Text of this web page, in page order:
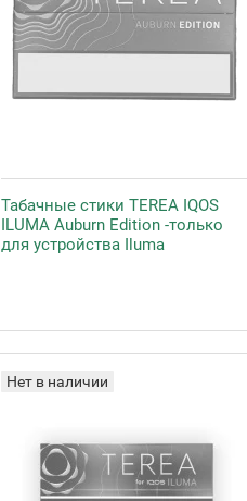
Табачные стики TEREA IQOS
ILUMA Auburn Edition -только
для устройства Iluma
Нет в наличии